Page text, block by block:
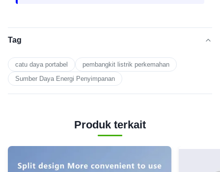
Tag
catu daya portabel
pembangkit listrik perkemahan
Sumber Daya Energi Penyimpanan
Produk terkait